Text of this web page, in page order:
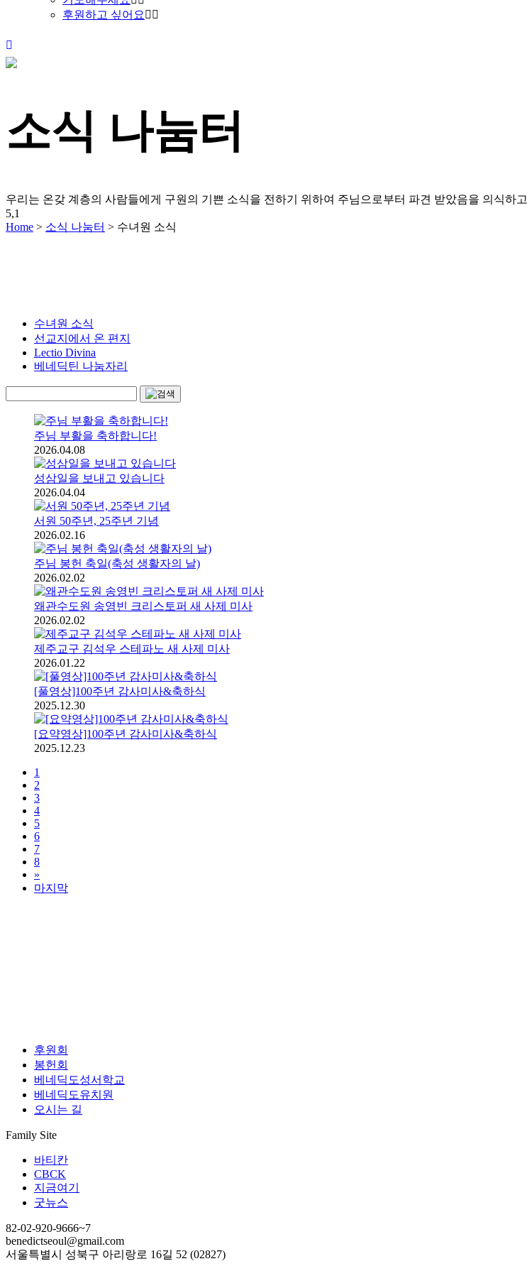
후원하고 싶어요
소식 나눔터
우리는 온갖 계층의 사람들에게 구원의 기쁜 소식을 전하기 위하여 주님으로부터 파견 받았음을 의식하고
5,1
Home > 소식 나눔터 > 수녀원 소식
수녀원 소식
선교지에서 온 편지
Lectio Divina
베네딕틴 나눔자리
주님 부활을 축하합니다!
2026.04.08
성삼일을 보내고 있습니다
2026.04.04
서원 50주년, 25주년 기념
2026.02.16
주님 봉헌 축일(축성 생활자의 날)
2026.02.02
왜관수도원 송영빈 크리스토퍼 새 사제 미사
2026.02.02
제주교구 김석우 스테파노 새 사제 미사
2026.01.22
[풀영상]100주년 감사미사&축하식
2025.12.30
[요약영상]100주년 감사미사&축하식
2025.12.23
1
2
3
4
5
6
7
8
»
마지막
후원회
봉헌회
베네딕도성서학교
베네딕도유치원
오시는 길
Family Site
바티칸
CBCK
지금여기
굿뉴스
82-02-920-9666~7
benedictseoul@gmail.com
서울특별시 성북구 아리랑로 16길 52 (02827)